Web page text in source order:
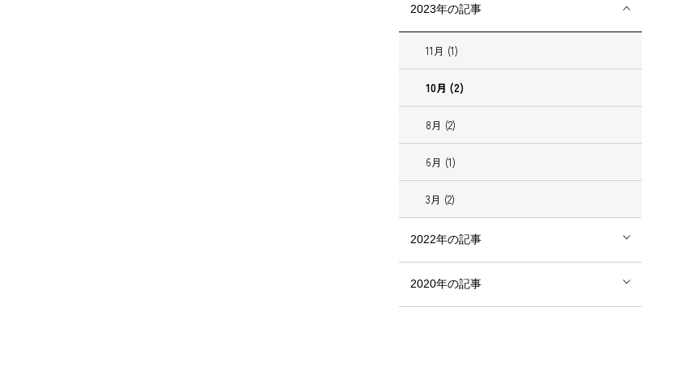
2023年の記事
11月 (1)
10月 (2)
8月 (2)
6月 (1)
3月 (2)
2022年の記事
2020年の記事